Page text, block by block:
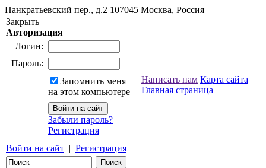
Панкратьевский пер., д.2 107045 Москва, Россия
Закрыть
Авторизация
Логин:
Пароль:
Запомнить меня
на этом компьютере
Забыли пароль?
Регистрация
Войти на сайт | Регистрация
Написать нам Карта сайта
Главная страница